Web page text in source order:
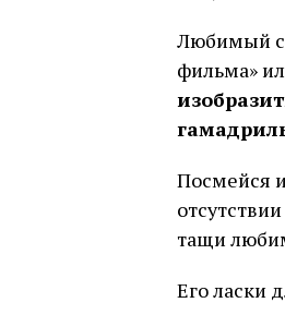
Любимый
фильма»
Посмейся
тащи
Его ласки